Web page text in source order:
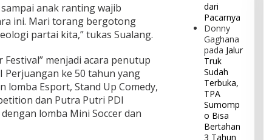
anak ranting wajib
ini. Mari torang bergotong
partai kita,” tukas Sualang.
menjadi acara penutup
Perjuangan ke 50 tahun yang
lomba Esport, Stand Up Comedy,
dan Putra Putri PDI
lomba Mini Soccer dan
dari
Pacarnya
Donny
Gaghana
pada Jalur
Truk
Sudah
Terbuka,
TPA
Sumomp
o Bisa
Bertahan
3 Tahun